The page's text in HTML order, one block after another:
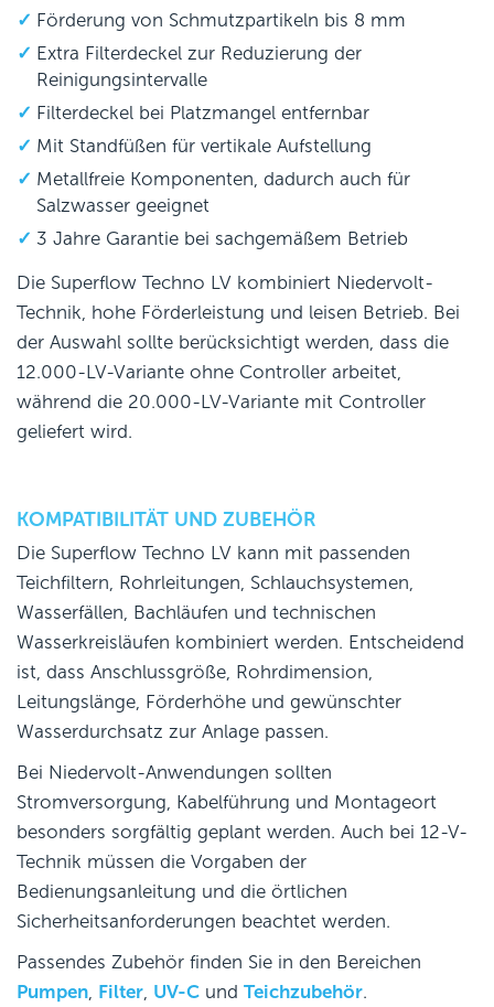
Förderung von Schmutzpartikeln bis 8 mm
Extra Filterdeckel zur Reduzierung der
Reinigungsintervalle
Filterdeckel bei Platzmangel entfernbar
Mit Standfüßen für vertikale Aufstellung
Metallfreie Komponenten, dadurch auch für
Salzwasser geeignet
3 Jahre Garantie bei sachgemäßem Betrieb
Die Superflow Techno LV kombiniert Niedervolt-
Technik, hohe Förderleistung und leisen Betrieb. Bei
der Auswahl sollte berücksichtigt werden, dass die
12.000-LV-Variante ohne Controller arbeitet,
während die 20.000-LV-Variante mit Controller
geliefert wird.
KOMPATIBILITÄT UND ZUBEHÖR
Die Superflow Techno LV kann mit passenden
Teichfiltern, Rohrleitungen, Schlauchsystemen,
Wasserfällen, Bachläufen und technischen
Wasserkreisläufen kombiniert werden. Entscheidend
ist, dass Anschlussgröße, Rohrdimension,
Leitungslänge, Förderhöhe und gewünschter
Wasserdurchsatz zur Anlage passen.
Bei Niedervolt-Anwendungen sollten
Stromversorgung, Kabelführung und Montageort
besonders sorgfältig geplant werden. Auch bei 12-V-
Technik müssen die Vorgaben der
Bedienungsanleitung und die örtlichen
Sicherheitsanforderungen beachtet werden.
Passendes Zubehör finden Sie in den Bereichen
Pumpen, Filter, UV-C und Teichzubehör.